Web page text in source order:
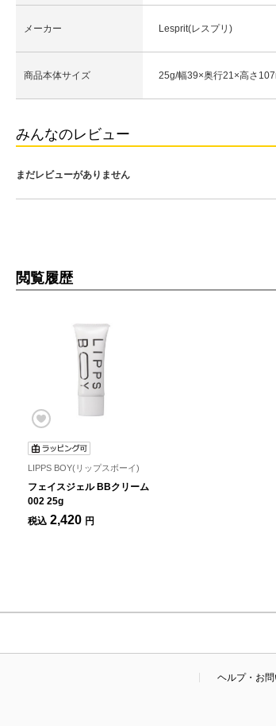
メーカー Lesprit(レスプリ)
商品本体サイズ 25g/幅39×奥行21×高さ
みんなのレビュー
まだレビューがありません
閲覧履歴
LIPPS BOY(リップスボーイ)
フェイスジェル BBクリーム
002 25g
税込 2,420 円
ヘルプ・お